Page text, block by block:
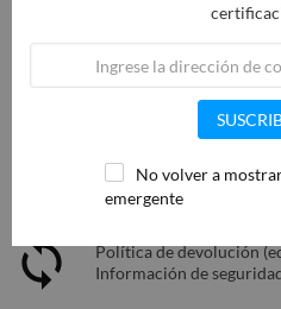
Política de seguridad
Política de entrega
Política de devolución
Información de
No volver a
emergente